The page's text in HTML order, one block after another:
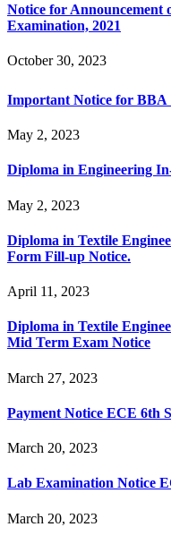
Notice for Announcement
Examination, 2021
October 30, 2023
Important Notice for BBA
May 2, 2023
Diploma in Engineering
May 2, 2023
Diploma in Textile
Form Fill-up Notice.
April 11, 2023
Diploma in Textile
Mid Term Exam Notice
March 27, 2023
Payment Notice ECE 6th
March 20, 2023
Lab Examination Notice
March 20, 2023